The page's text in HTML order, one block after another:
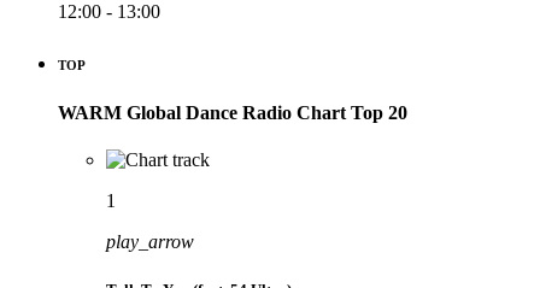
12:00 - 13:00
TOP
WARM Global Dance Radio Chart Top 20
1
play_arrow